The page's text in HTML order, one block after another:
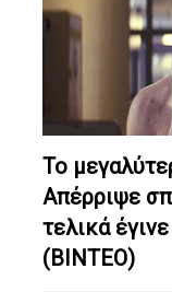
Το
Απέρριψε
τελικά
(ΒΙΝΤΕΟ)